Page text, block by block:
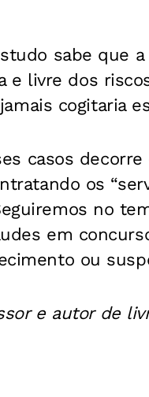
sabe que a
e livre dos
cogitaria
casos
os
no
em
ou
e autor de